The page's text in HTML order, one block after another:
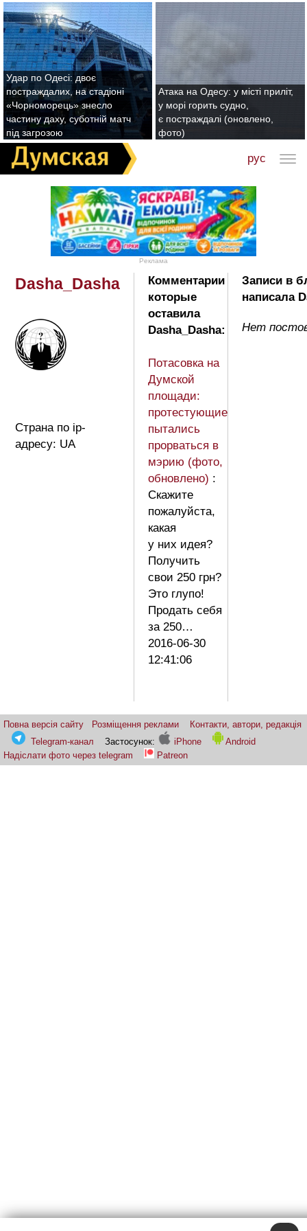
Удар по Одесі: двоє
постраждалих, на стадіоні
«Чорноморець» знесло
частину даху, суботній матч
під загрозою
Атака на Одесу: у місті приліт,
у морі горить судно,
є постраждалі (оновлено,
фото)
рус
Реклама
Dasha_Dasha
Страна по ip-
адресу: UA
Комментарии
которые
оставила
Dasha_Dasha:
Потасовка на
Думской
площади:
протестующие
пытались
прорваться в
мэрию (фото,
обновлено) :
Скажите
пожалуйста,
какая
у них идея?
Получить
свои 250 грн?
Это глупо!
Продать себя
за 250…
2016-06-30
12:41:06
Записи в
написала
Нет
Повна версія сайту Розміщення реклами
Контакти, автори, редакція
Telegram-канал
Застосунок: iPhone
Android
Надіслати фото через telegram
Patreon